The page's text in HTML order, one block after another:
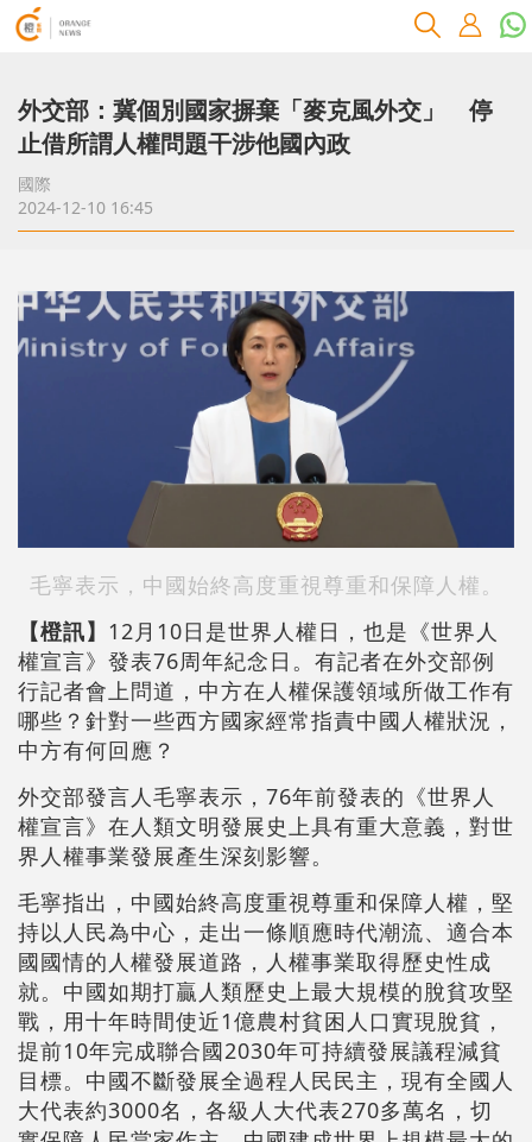
外交部：冀個別國家摒棄「麥克風外交」 停
止借所謂人權問題干涉他國內政
國際
2024-12-10 16:45
毛寧表示，中國始終高度重視尊重和保障人權。
【橙訊】 12月10日是世界人權日，也是《世界人
權宣言》發表76周年紀念日。有記者在外交部例
行記者會上問道，中方在人權保護領域所做工作有
哪些？針對一些西方國家經常指責中國人權狀況，
中方有何回應？
外交部發言人毛寧表示，76年前發表的《世界人
權宣言》在人類文明發展史上具有重大意義，對世
界人權事業發展產生深刻影響。
毛寧指出，中國始終高度重視尊重和保障人權，堅
持以人民為中心，走出一條順應時代潮流、適合本
國國情的人權發展道路，人權事業取得歷史性成
就。中國如期打贏人類歷史上最大規模的脫貧攻堅
戰，用十年時間使近1億農村貧困人口實現脫貧，
提前10年完成聯合國2030年可持續發展議程減貧
目標。中國不斷發展全過程人民民主，現有全國人
大代表約3000名，各級人大代表270多萬名，切